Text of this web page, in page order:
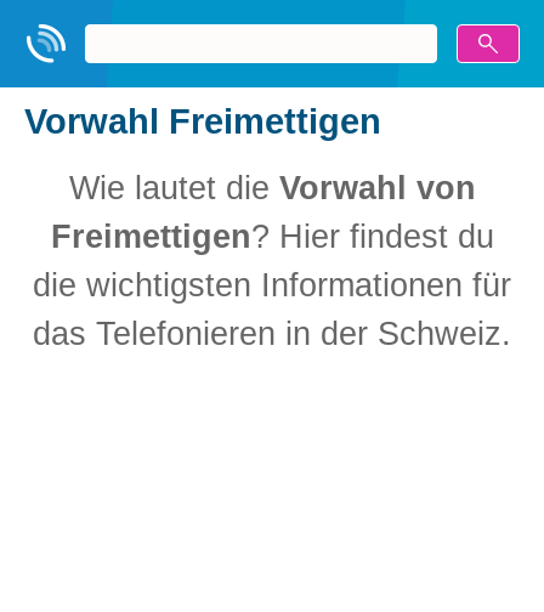
Vorwahl Freimettigen
Wie lautet die Vorwahl von
Freimettigen? Hier findest du
die wichtigsten Informationen für
das Telefonieren in der Schweiz.